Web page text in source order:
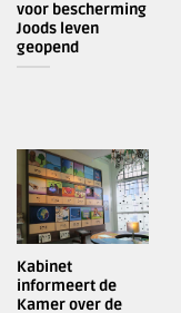
voor bescherming
Joods leven
geopend
Kabinet
informeert de
Kamer over de